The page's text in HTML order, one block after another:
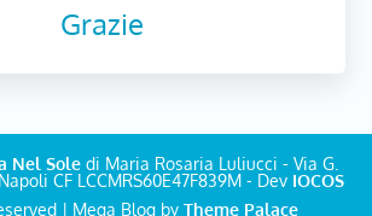
Grazie
Nel Soledi Maria Rosaria Luliucci - Via G.
CF LCCMRS60E47F839M - Dev IOCOS
| Mega Blog by Theme Palace